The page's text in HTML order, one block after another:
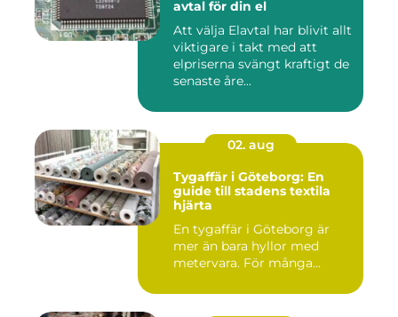
avtal för din el
Att välja Elavtal har blivit allt
viktigare i takt med att
elpriserna svängt kraftigt de
senaste åre...
02. aug
Tygaffär i Göteborg: En
guide till stadens textila
hjärta
En tygaffär i Göteborg är
mer än bara hyllor med
metervara. För många...